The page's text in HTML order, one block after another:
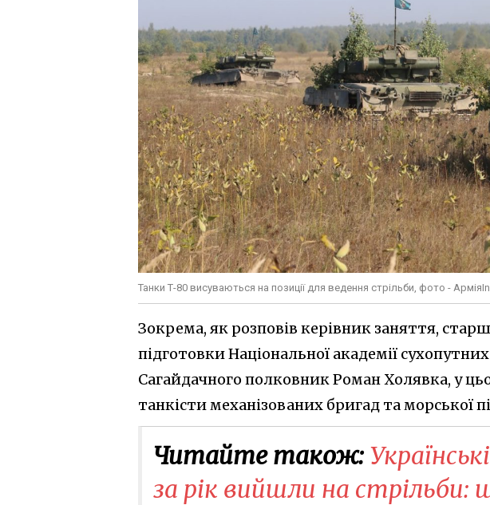
Танки Т-80 висуваються на позиції для ведення стрільби, фото -
Зокрема, як розповів керівник заняття,
підготовки Національної академії
Сагайдачного полковник Роман Холявка, у
танкісти механізованих бригад та морської
Читайте також:
за рік вийшли на стрільби: